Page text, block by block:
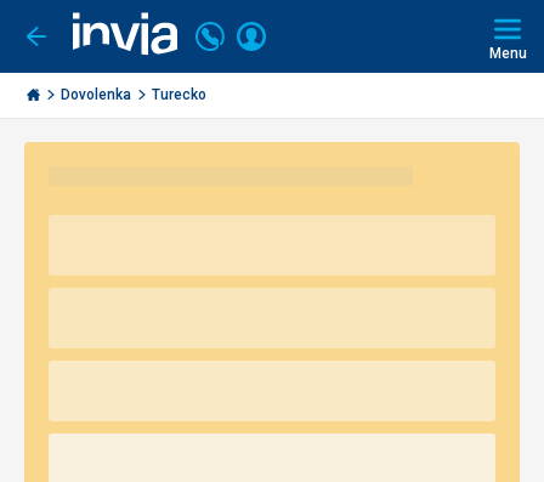
Ísť
späť
Invia.sk
Volajte
+421
2
Prihlásiť
Menu
Dovolenka Turecko